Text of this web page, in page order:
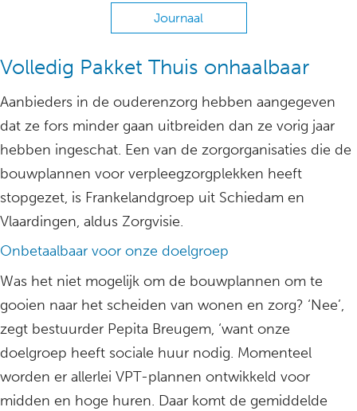
Journaal
Volledig Pakket Thuis onhaalbaar
Aanbieders in de ouderenzorg hebben aangegeven
dat ze fors minder gaan uitbreiden dan ze vorig jaar
hebben ingeschat. Een van de zorgorganisaties die de
bouwplannen voor verpleegzorgplekken heeft
stopgezet, is Frankelandgroep uit Schiedam en
Vlaardingen, aldus Zorgvisie.
Onbetaalbaar voor onze doelgroep
Was het niet mogelijk om de bouwplannen om te
gooien naar het scheiden van wonen en zorg? ‘Nee’,
zegt bestuurder Pepita Breugem, ‘want onze
doelgroep heeft sociale huur nodig. Momenteel
worden er allerlei VPT-plannen ontwikkeld voor
midden en hoge huren. Daar komt de gemiddelde